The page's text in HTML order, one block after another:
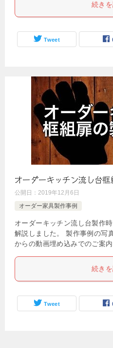
続き
Tweet
オーダーキッチン流し台框
公開日： 2019年12月6日
オーダー家具製作事例
オーダーキッチン流し台製作
解説しました。 製作事例の写
からの動画埋め込みでのご案
続き
Tweet